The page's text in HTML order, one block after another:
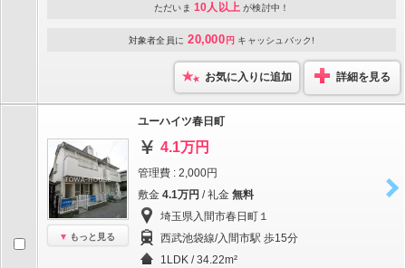
ただいま 10人以上 が検討中！
対象者全員に 20,000 円 キャッシュバック!
お気に入りに追加 詳細を見る
もっと見る
ユーハイツ春日町
4.1万円
管理費 : 2,000円
敷金 4.1万円 / 礼金 無料
埼玉県入間市春日町１
西武池袋線/入間市駅 歩15分
1LDK / 34.22m²